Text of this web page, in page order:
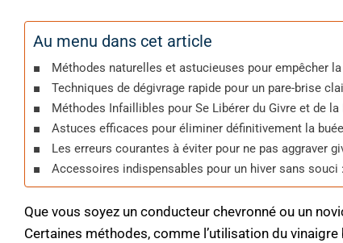
Au menu dans cet article
Méthodes naturelles et astucieuses pour empêcher
Techniques de dégivrage rapide pour un pare-brise
Méthodes Infaillibles pour Se Libérer du Givre et de
Astuces efficaces pour éliminer définitivement la
Les erreurs courantes à éviter pour ne pas aggraver
Accessoires indispensables pour un hiver sans
Que vous soyez un conducteur chevronné ou un
Certaines méthodes, comme l’utilisation du